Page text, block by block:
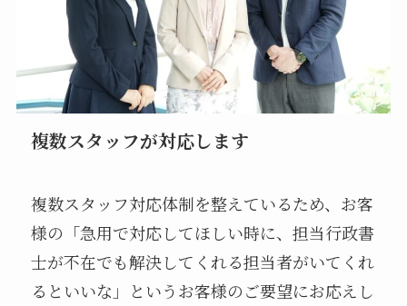
複数スタッフが対応します
複数スタッフ対応体制を整えているため、お客
様の「急用で対応してほしい時に、担当行政書
士が不在でも解決してくれる担当者がいてくれ
るといいな」というお客様のご要望にお応えし